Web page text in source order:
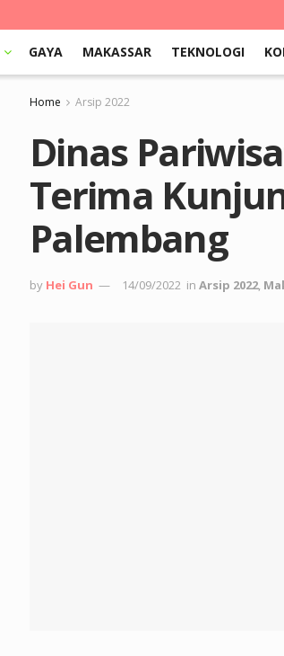
GAYA MAKASSAR TEKNOLOGI
Home Arsip 2022
Dinas
Terima
Palembang
by Hei Gun 14/09/2022 in Arsip 2022,